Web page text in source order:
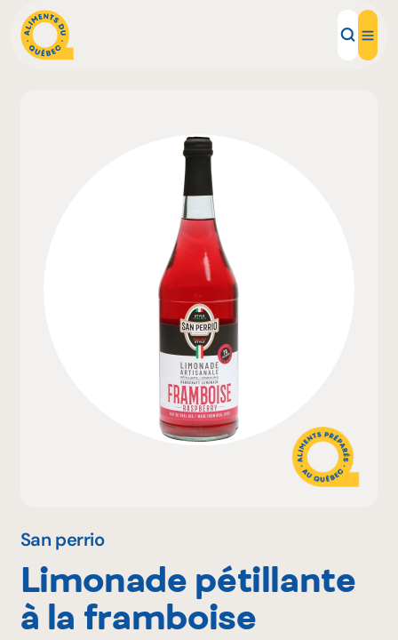
Aliments d'ici
Inspirations d'ici
Restaurants
Institutions
San perrio
Limonade pétillante
à la framboise